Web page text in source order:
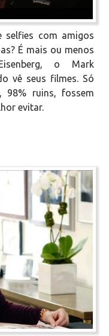
selfies com amigos
É mais ou menos
o Mark
vê seus filmes. Só
ruins, fossem
evitar.